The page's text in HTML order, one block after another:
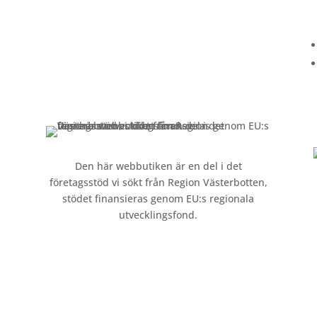
Den här webbutiken är en del i det
företagsstöd vi sökt från Region Västerbotten,
stödet finansieras genom EU:s regionala
utvecklingsfond.